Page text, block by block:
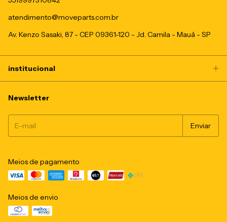
atendimento@moveparts.com.br
Av. Kenzo Sasaki, 87 - CEP 09361-120 - Jd. Camila - Mauá - SP
institucional
Newsletter
Meios de pagamento
Meios de envio